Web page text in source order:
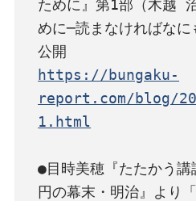
ために』第1部（木越
めに─読まなければなに
https://bungaku-
report.com/blog/
1.html
●目時美穂『たたかう
円の幕末・明治』より